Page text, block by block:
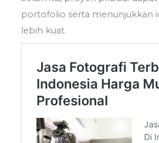
portofolio serta menunjukkan
lebih kuat.